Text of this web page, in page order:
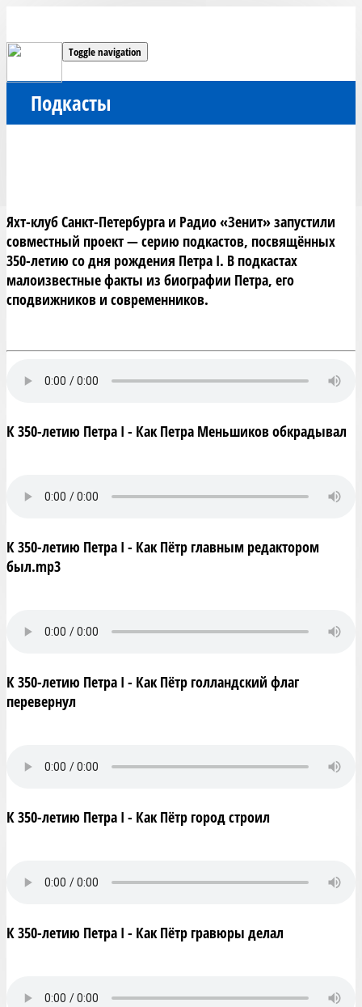
Toggle navigation
Подкасты
Яхт-клуб Санкт-Петербурга и Радио «Зенит» запустили
совместный проект — серию подкастов, посвящённых
350-летию со дня рождения Петра I. В подкастах
малоизвестные факты из биографии Петра, его
сподвижников и современников.
К 350-летию Петра I - Как Петра Меньшиков обкрадывал
К 350-летию Петра I - Как Пётр главным редактором
был.mp3
К 350-летию Петра I - Как Пётр голландский флаг
перевернул
К 350-летию Петра I - Как Пётр город строил
К 350-летию Петра I - Как Пётр гравюры делал